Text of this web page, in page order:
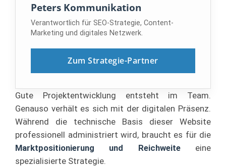
Gute Projektentwicklung entsteht im Team.
Genauso verhält es sich mit der digitalen Präsenz.
Während die technische Basis dieser Website
professionell administriert wird, braucht es für die
Marktpositionierung und Reichweiteeine
spezialisierte Strategie.
Peters Kommunikation
Verantwortlich für SEO-Strategie, Content-
Marketing und digitales Netzwerk.
Zum Strategie-Partner